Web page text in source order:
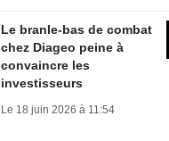
Le branle-bas de combat
chez Diageo peine à
convaincre les
investisseurs
Le 18 juin 2026 à 11:54